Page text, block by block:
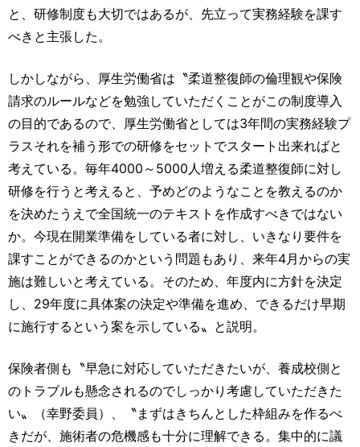
と、研修制度も大切ではあるが、先立って実務経験を課す
べきと主張した。
しかしながら、厚生労働省は〝柔道整復師の倫理観や保険
請求のルールなどを勉強していただくことがこの制度導入
の目的であるので、厚生労働省としては3年間の実務経験プ
ラスそれを補う形での研修をセットでスタート出来ればと
考えている。毎年4000～5000人増える柔道整復師に対し
研修を行うと考えると、予めどのようなことを教えるのか
を決めたうえで全国統一のテキストを作成すべきではない
か。今現在開業準備をしている者に対し、いきなり要件を
課すことができるのかという問題もあり、来年4月からの実
施は難しいと考えている。そのため、年度内に方針を決定
し、29年度に具体案の決定や準備を進め、できるだけ早期
に施行するという案を示している〟と説明。
保険者側も〝早急に対応していただきたいが、養成校側と
のトラブルも懸念されるのでしっかり考慮していただきた
い〟（幸野委員）、〝まずはきちんとした枠組みを作るべ
きだが、施術者の危機感も十分に理解できる。集中的に議